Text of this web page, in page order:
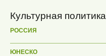
Культурная политика
РОССИЯ
ЮНЕСКО